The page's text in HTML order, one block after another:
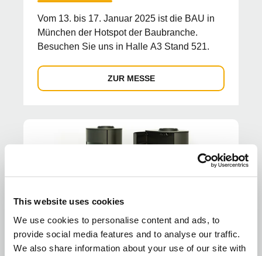
This website uses cookies
We use cookies to personalise content and ads, to
provide social media features and to analyse our traffic.
We also share information about your use of our site with
Vom 13. bis 17. Januar 2025 ist die BAU in
München der Hotspot der Baubranche.
Besuchen Sie uns in Halle A3 Stand 521.
ZUR MESSE